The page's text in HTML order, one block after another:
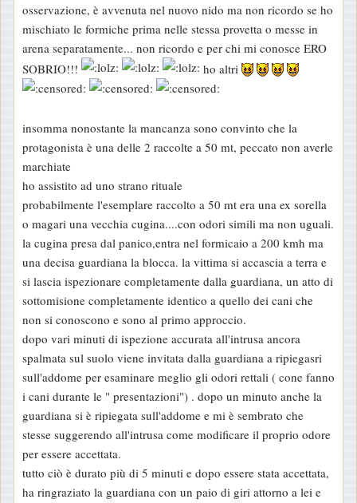
osservazione, è avvenuta nel nuovo nido ma non ricordo se ho
mischiato le formiche prima nelle stessa provetta o messe in
arena separatamente... non ricordo e per chi mi conosce ERO
SOBRIO!!!
ho altri
insomma nonostante la mancanza sono convinto che la
protagonista è una delle 2 raccolte a 50 mt, peccato non averle
marchiate
ho assistito ad uno strano rituale
probabilmente l'esemplare raccolto a 50 mt era una ex sorella
o magari una vecchia cugina....con odori simili ma non uguali.
la cugina presa dal panico,entra nel formicaio a 200 kmh ma
una decisa guardiana la blocca. la vittima si accascia a terra e
si lascia ispezionare completamente dalla guardiana, un atto di
sottomisione completamente identico a quello dei cani che
non si conoscono e sono al primo approccio.
dopo vari minuti di ispezione accurata all'intrusa ancora
spalmata sul suolo viene invitata dalla guardiana a ripiegasri
sull'addome per esaminare meglio gli odori rettali ( cone fanno
i cani durante le " presentazioni") . dopo un minuto anche la
guardiana si è ripiegata sull'addome e mi è sembrato che
stesse suggerendo all'intrusa come modificare il proprio odore
per essere accettata.
tutto ciò è durato più di 5 minuti e dopo essere stata accettata,
ha ringraziato la guardiana con un paio di giri attorno a lei e